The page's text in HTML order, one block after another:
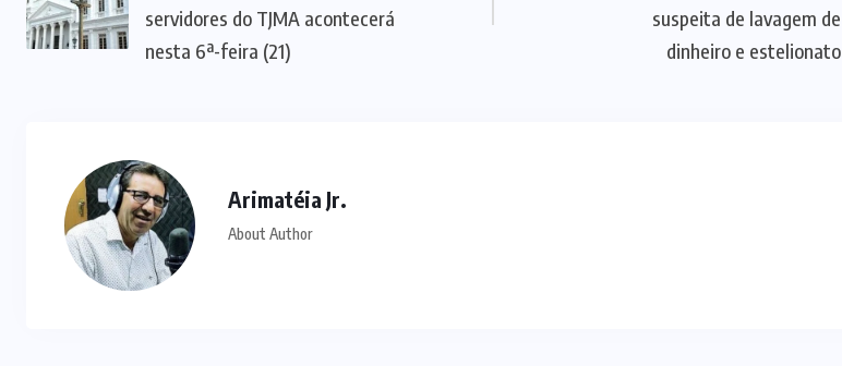
servidores do TJMA acontecerá
nesta 6ª-feira (21)
suspeita de lavagem de
dinheiro e estelionato
Arimatéia Jr.
About Author